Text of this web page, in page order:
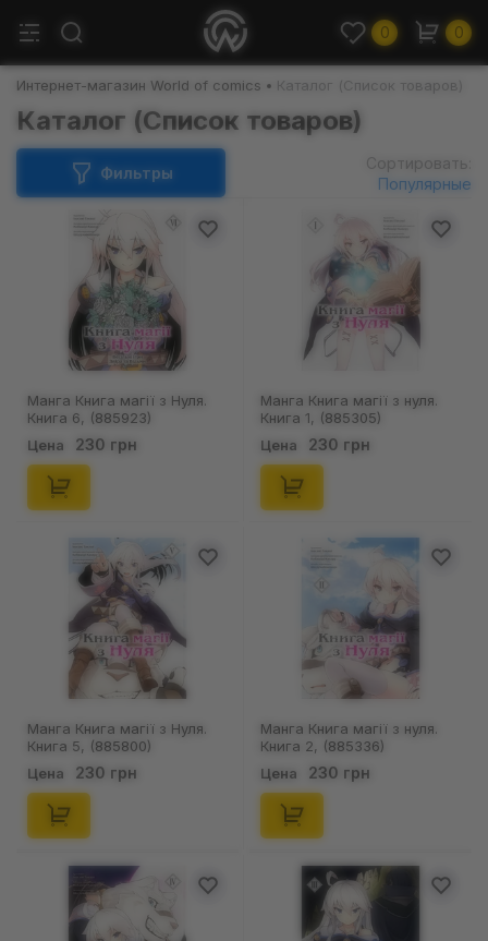
0 0
Интернет-магазин World of comics Каталог (Список товаров)
Каталог (Список товаров)
Фильтры
Сортировать:
Популярные
Манга Книга магії з Нуля.
Книга 6, (885923)
Цена 230 грн
Манга Книга магії з нуля.
Книга 1, (885305)
Цена 230 грн
Манга Книга магії з Нуля.
Книга 5, (885800)
Цена 230 грн
Манга Книга магії з нуля.
Книга 2, (885336)
Цена 230 грн